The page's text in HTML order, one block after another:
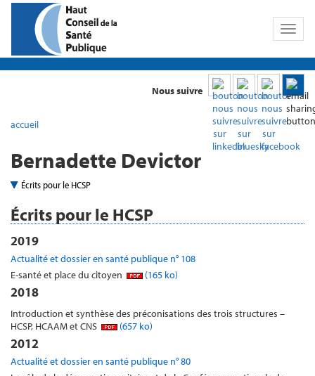
Toggle
Nous suivre
accueil
Bernadette Devictor
Écrits pour le HCSP
Écrits pour le HCSP
2019
Actualité et dossier en santé publique n° 108
E-santé et place du citoyen
(165 ko)
2018
Introduction et synthèse des préconisations des trois structures –
HCSP, HCAAM et CNS
(657 ko)
2012
Actualité et dossier en santé publique n° 80